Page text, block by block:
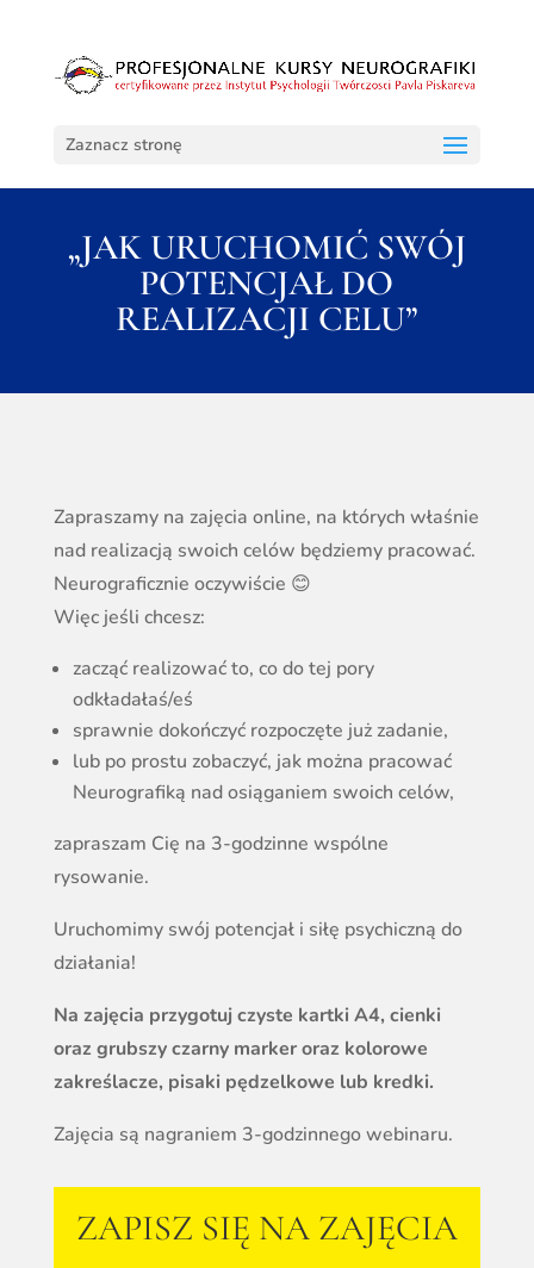
Zaznacz stronę
„JAK URUCHOMIĆ SWÓJ
POTENCJAŁ DO
REALIZACJI CELU”
Zapraszamy na zajęcia online, na których właśnie
nad realizacją swoich celów będziemy pracować.
Neurograficznie oczywiście 😊
Więc jeśli chcesz:
zacząć realizować to, co do tej pory
odkładałaś/eś
sprawnie dokończyć rozpoczęte już zadanie,
lub po prostu zobaczyć, jak można pracować
Neurografiką nad osiąganiem swoich celów,
zapraszam Cię na 3-godzinne wspólne
rysowanie.
Uruchomimy swój potencjał i siłę psychiczną do
działania!
Na zajęcia przygotuj czyste kartki A4, cienki
oraz grubszy czarny marker oraz kolorowe
zakreślacze, pisaki pędzelkowe lub kredki.
Zajęcia są nagraniem 3-godzinnego webinaru.
ZAPISZ SIĘ NA ZAJĘCIA